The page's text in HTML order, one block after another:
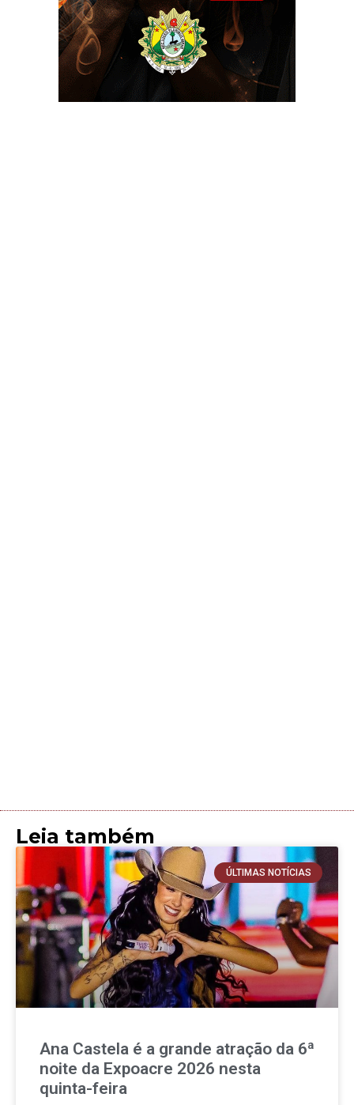
Leia também
ÚLTIMAS NOTÍCIAS
Ana Castela é a grande atração da 6ª
noite da Expoacre 2026 nesta
quinta-feira